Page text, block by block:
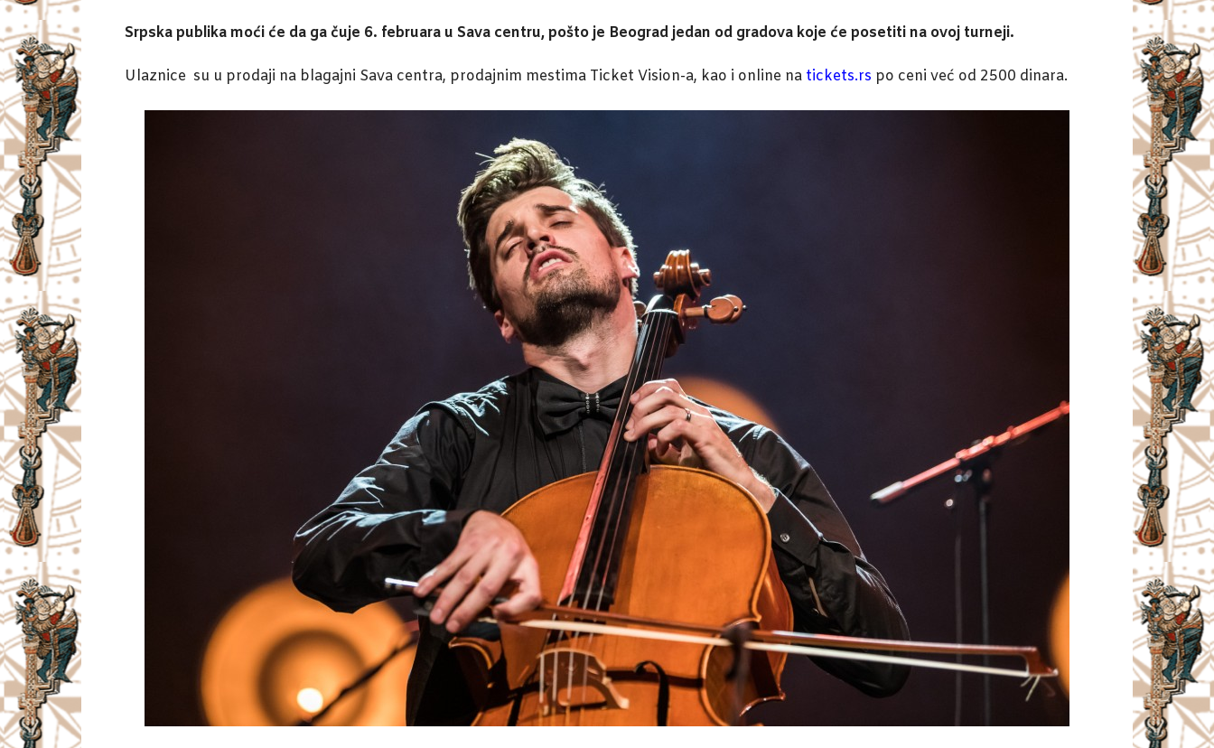
Srpska publika moći će da ga čuje 6. februara u Sava centru, pošto je Beograd jedan od gradova koje će posetiti na ovoj turneji.
Ulaznice su u prodaji na blagajni Sava centra, prodajnim mestima Ticket Vision-a, kao i online na tickets.rs po ceni već od 2500 dinara.